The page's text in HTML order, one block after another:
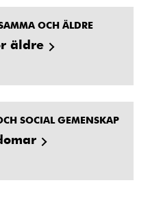
OCH ÄLDRE
äldre
SOCIAL GEMENSKAP